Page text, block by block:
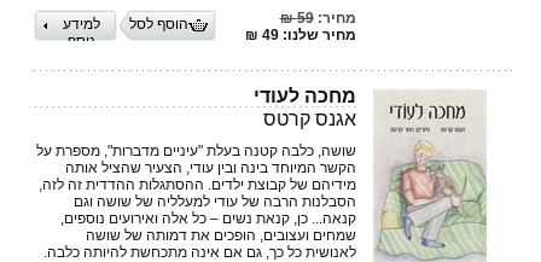
מחיר:59 ₪
מחיר שלנו: 49 ₪
למידע
נוסף
הוסף לסל
מחכה לעודי
אגנס קרטס
שושה, כלבה קטנה בעלת "עיניים מדברות", מספרת על
הקשר המיוחד בינה ובין עודי, הצעיר שהציל אותה
מידיהם של קבוצת ילדים. ההסתגלות ההדדית זה לזה,
הסבלנות הרבה של עודי למעלליה של שושה וגם
קנאה... כן, קנאת נשים – כל אלה ואירועים נוספים,
שמחים ועצובים, הופכים את דמותה של שושה
לאנושית כל כך, גם אם אינה מתכחשת להיותה כלבה.